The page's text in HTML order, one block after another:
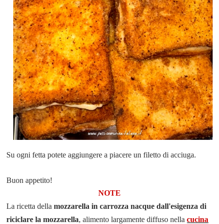
Su ogni fetta potete aggiungere a piacere un filetto di acciuga.
Buon appetito!
NOTE
La ricetta dellamozzarella in carrozza nacque dall'esigenza di
riciclare la mozzarella, alimento largamente diffuso nellacucina